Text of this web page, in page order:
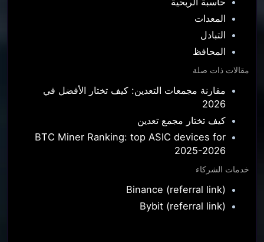
المعدات
التبادل
المحافظ
مقالات ذات صلة
مقارنة مجمعات التعدين: كيف تختار الأفضل في
2026
كيف تختار مجمع تعدين
BTC Miner Ranking: top ASIC devices for
2025-2026
خدمات الشركاء
Binance (referral link)
Bybit (referral link)